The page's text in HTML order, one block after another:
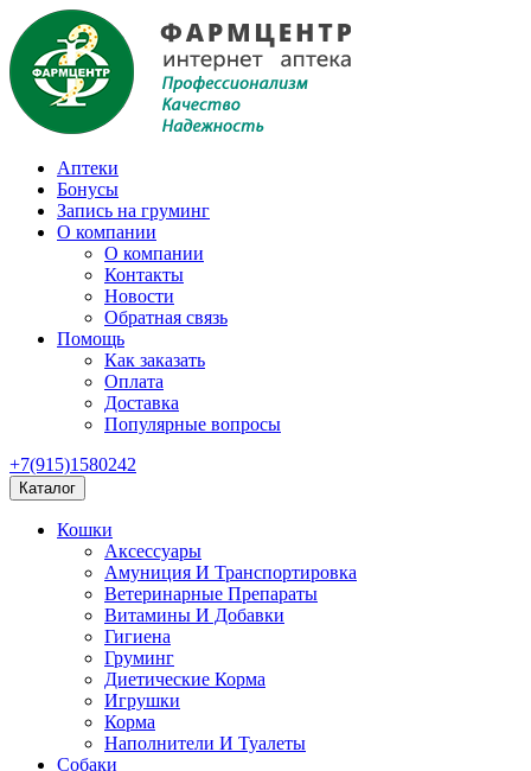
Аптеки
Бонусы
Запись на груминг
О компании
О компании
Контакты
Новости
Обратная связь
Помощь
Как заказать
Оплата
Доставка
Популярные вопросы
+7(915)1580242
Каталог
Кошки
Аксессуары
Амуниция И Транспортировка
Ветеринарные Препараты
Витамины И Добавки
Гигиена
Груминг
Диетические Корма
Игрушки
Корма
Наполнители И Туалеты
Собаки